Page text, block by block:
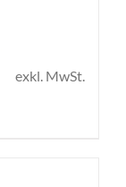
exkl. MwSt.